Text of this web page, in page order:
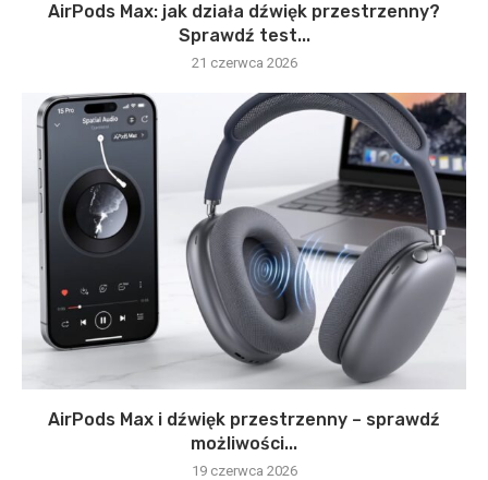
AirPods Max: jak działa dźwięk przestrzenny?
Sprawdź test...
21 czerwca 2026
AirPods Max i dźwięk przestrzenny – sprawdź
możliwości...
19 czerwca 2026